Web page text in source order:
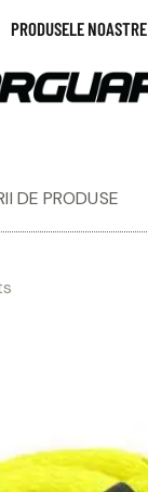
PRODUSELE NOASTRE
DE PRODUSE